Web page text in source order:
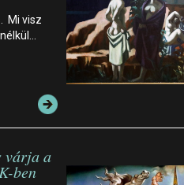
Mi visz
várja a
ben